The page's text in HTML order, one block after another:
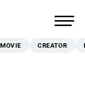
MOVIE CREATOR